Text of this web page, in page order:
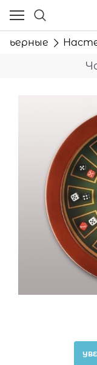
Ваш город -
угадали?
ДА НЕТ